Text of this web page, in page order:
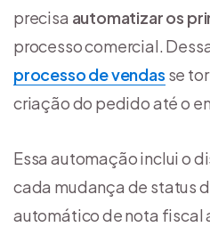
precisa automatizar os
processo comercial.
processo de vendas se
criação do pedido até o
Essa automação inclui o
cada mudança de status
automático de nota fiscal